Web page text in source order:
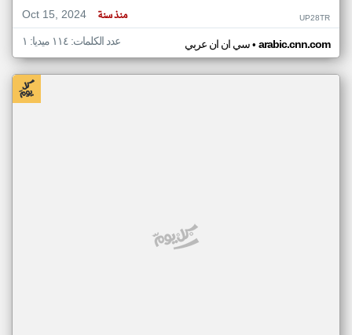
Oct 15, 2024
منذ سنة UP28TR
سي ان ان عربي• arabic.cnn.com عدد الكلمات: ١١٤ ميديا: ١